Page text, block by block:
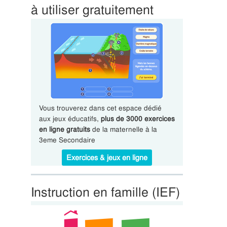
à utiliser gratuitement
Vous trouverez dans cet espace dédié
aux jeux éducatifs, plus de 3000 exercices
en ligne gratuitsde la maternelle à la
3eme Secondaire
Exercices & jeux en ligne
Instruction en famille (IEF)